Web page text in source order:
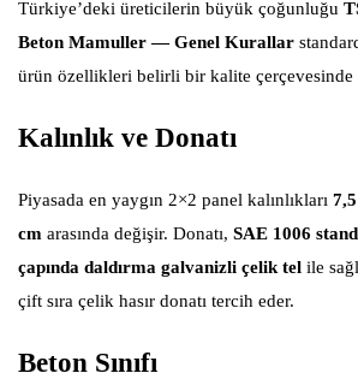
Türkiye’deki üreticilerin büyük çoğunluğu
Beton Mamuller — Genel Kurallar
ürün özellikleri belirli bir kalite çerçevesinde
Kalınlık ve Donatı
Piyasada en yaygın 2×2 panel kalınlıkları
cm arasında değişir. Donatı, SAE 1006
çapında daldırma galvanizli çelik tel ile
çift sıra çelik hasır donatı tercih eder.
Beton Sınıfı